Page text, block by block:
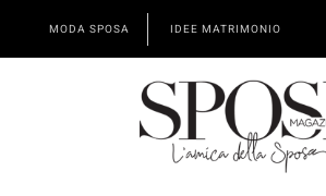
MODA SPOSA IDEE MATRIMONIO